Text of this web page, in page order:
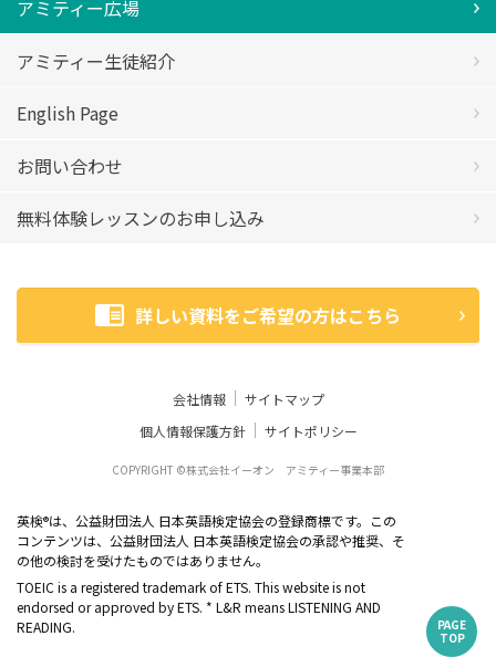
アミティー広場
アミティー生徒紹介
English Page
お問い合わせ
無料体験レッスンのお申し込み
PAGE
TOP
詳しい資料をご希望の方はこちら
会社情報
サイトマップ
個人情報保護方針
サイトポリシー
COPYRIGHT ©株式会社イーオン アミティー事業本部
英検®は、公益財団法人 日本英語検定協会の登録商標です。この
コンテンツは、公益財団法人 日本英語検定協会の承認や推奨、そ
の他の検討を受けたものではありません。
TOEIC is a registered trademark of ETS. This website is not
endorsed or approved by ETS. * L&R means LISTENING AND
READING.